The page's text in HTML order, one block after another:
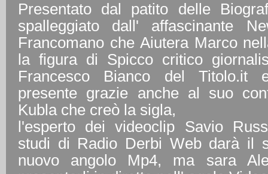
Presentato dal patito delle
spalleggiato dall' affascinante
Francomano che Aiutera Marco
la figura di Spicco critico
Francesco Bianco del Titolo.it
presente grazie anche al suo
Kubla che creò la sigla,
l'esperto dei videoclip Savio
studi di Radio Derbi Web darà il
nuovo angolo Mp4, ma sara